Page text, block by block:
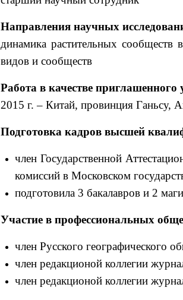
Направления научных
динамика растительных сообществ
видов и сообществ
Работа в качестве приглашенного
2015 г. – Китай, провинция Ганьсу,
Подготовка кадров высшей
член Государственной
комиссий в Московском
подготовила 3 бакалавров и 2
Участие в профессиональных
член Русского географического
член редакционой коллегии
член редакционой коллегии